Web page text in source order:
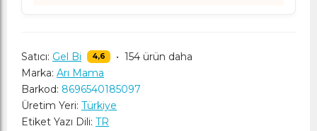
Satıcı: Gel Bi 4,6 • 154 ürün daha
Marka: Arı Mama
Barkod: 8696540185097
Üretim Yeri: Türkiye
Etiket Yazı Dili: TR